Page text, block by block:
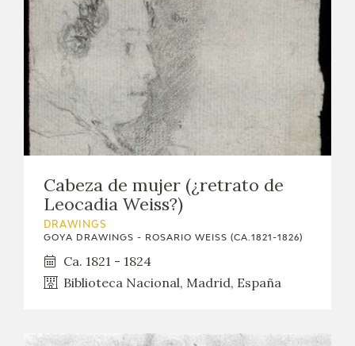
Cabeza de mujer (¿retrato de
Leocadia Weiss?)
DRAWINGS
GOYA DRAWINGS - ROSARIO WEISS (CA.1821-1826)
Ca. 1821 - 1824
Biblioteca Nacional, Madrid, España